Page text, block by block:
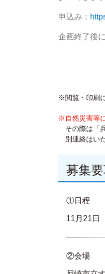
申込み：
企画終了後
※閲覧・印刷に
※自然災害等
その際は「
別連絡はい
募集
①日程
11月21日
②会場